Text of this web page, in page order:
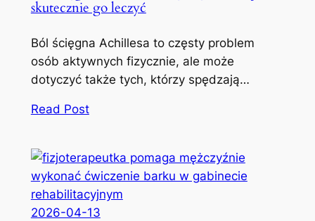
skutecznie go leczyć
Ból ścięgna Achillesa to częsty problem
osób aktywnych fizycznie, ale może
dotyczyć także tych, którzy spędzają…
Read Post
2026-04-13